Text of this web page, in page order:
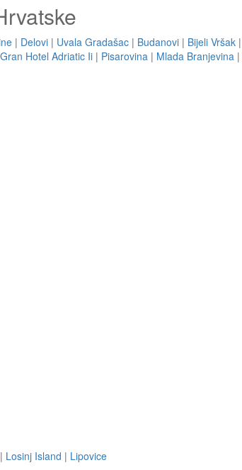
| Delovi | Uvala Gradašac | Budanovi | Bijeli Vršak |
Gran Hotel Adriatic Ii | Pisarovina | Mlada Branjevina |
| Losinj Island | Lipovice